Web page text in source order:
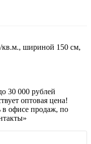
кв.м., шириной 150 см,
30 000 рублей
оптовая цена!
в офисе продаж, по